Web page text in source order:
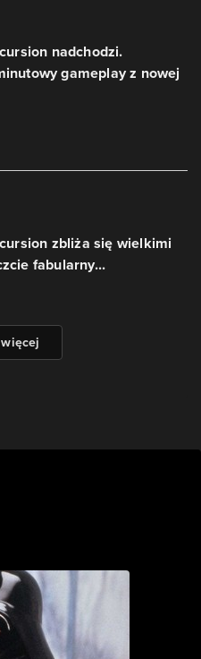
nadchodzi.
gameplay z nowej
zbliża się wielkimi
fabularny...